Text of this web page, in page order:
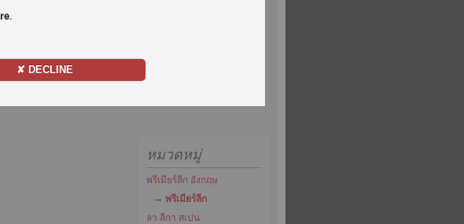
หมวดหมู่
พรีเมียร์ลีก อังกฤษ
พรีเมียร์ลีก
ลา ลีกา สเปน
.
✘ DECLINE